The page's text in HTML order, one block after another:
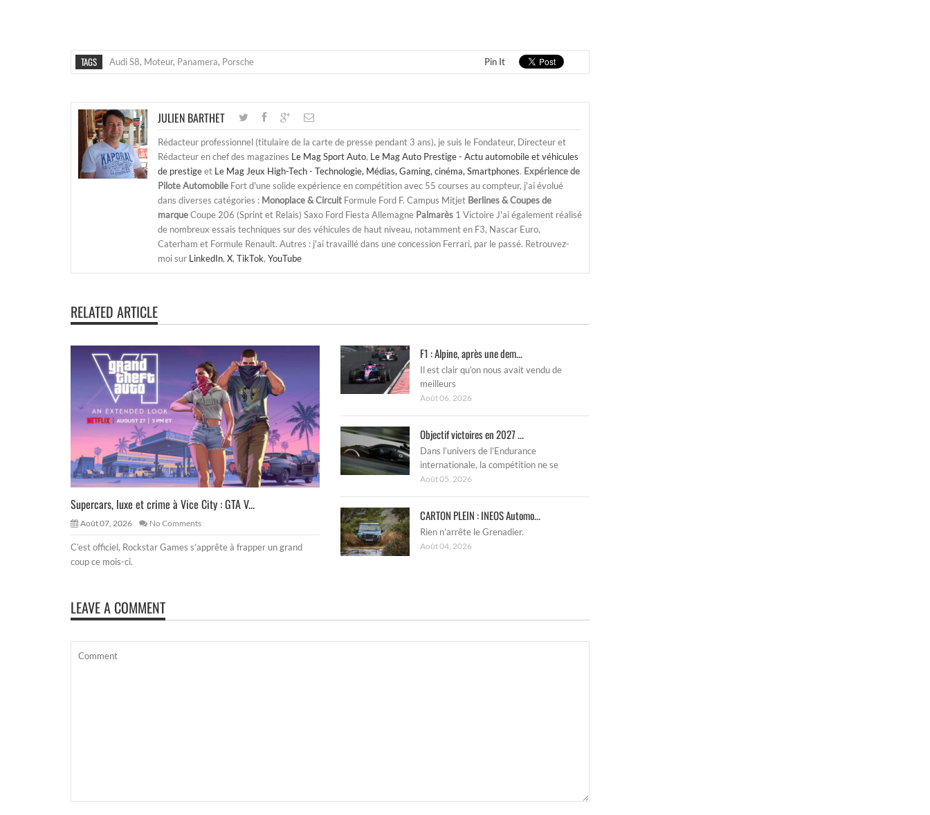
TAGS Audi S8, Moteur, Panamera, Porsche Pin It
JULIEN BARTHET
Rédacteur professionnel (titulaire de la carte de presse pendant 3 ans), je suis le Fondateur, Directeur et
Rédacteur en chef des magazines Le Mag Sport Auto, Le Mag Auto Prestige - Actu automobile et véhicules
de prestigeet Le Mag Jeux High-Tech - Technologie, Médias, Gaming, cinéma, Smartphones. Expérience de
Pilote Automobile Fort d'une solide expérience en compétition avec 55 courses au compteur, j'ai évolué
dans diverses catégories : Monoplace & Circuit Formule Ford F. Campus Mitjet Berlines & Coupes de
marqueCoupe 206 (Sprint et Relais) Saxo Ford Fiesta Allemagne Palmarès 1 Victoire J'ai également réalisé
de nombreux essais techniques sur des véhicules de haut niveau, notamment en F3, Nascar Euro,
Caterham et Formule Renault. Autres : j'ai travaillé dans une concession Ferrari, par le passé. Retrouvez-
moi sur LinkedIn, X, TikTok, YouTube
RELATED ARTICLE
Supercars, luxe et crime à Vice City : GTA V...
Août 07, 2026 No Comments
C’est officiel, Rockstar Games s’apprête à frapper un grand
coup ce mois-ci.
F1 : Alpine, après une dem...
Il est clair qu’on nous avait vendu de
meilleurs
Août 06, 2026
Objectif victoires en 2027 ...
Dans l’univers de l’Endurance
internationale, la compétition ne se
Août 05, 2026
CARTON PLEIN : INEOS Automo...
Rien n’arrête le Grenadier.
Août 04, 2026
LEAVE A COMMENT